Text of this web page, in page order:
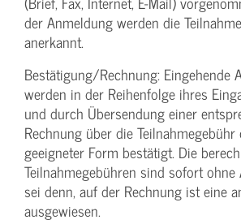
der Anmeldung werden die
anerkannt.
Bestätigung­/Rechnung: Eingehende
werden in der Reihenfolge ihres
und durch Übersendung einer
Rechnung über die
geeigneter Form bestätigt. Die
Teilnahmegebühren sind sofort ohne
sei denn, auf der Rechnung ist eine
ausgewiesen.